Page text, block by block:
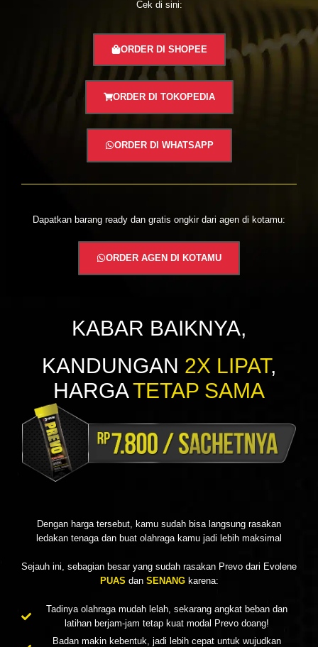
Cek di sini:
ORDER DI SHOPEE
ORDER DI TOKOPEDIA
ORDER DI WHATSAPP
Dapatkan barang ready dan gratis ongkir dari agen di kotamu:
ORDER AGEN DI KOTAMU
KABAR BAIKNYA,
KANDUNGAN 2X LIPAT,
HARGATETAP SAMA
Dengan harga tersebut, kamu sudah bisa langsung rasakan
ledakan tenaga dan buat olahraga kamu jadi lebih maksimal
Sejauh ini, sebagian besar yang sudah rasakan Prevo dari Evolene
PUAS dan SENANGkarena:
Tadinya olahraga mudah lelah, sekarang angkat beban dan
latihan berjam-jam tetap kuat modal Prevo doang!
Badan makin kebentuk, jadi lebih cepat untuk wujudkan